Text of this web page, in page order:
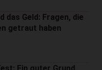
das Geld: Fragen, die
getraut haben